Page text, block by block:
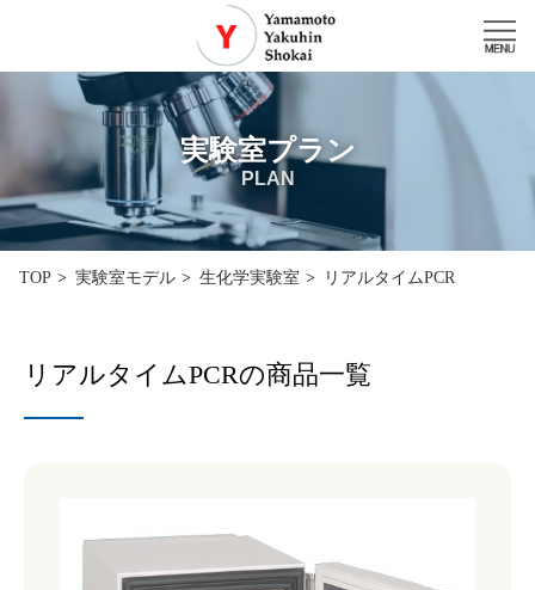
実験室プラン
PLAN
TOP 実験室モデル 生化学実験室 リアルタイムPCR
リアルタイムPCRの商品一覧